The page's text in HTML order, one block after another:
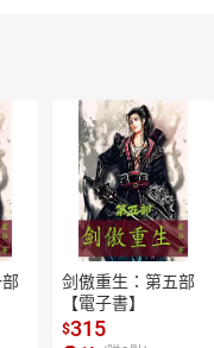
剑傲重生：第五部
【電子書】
$315